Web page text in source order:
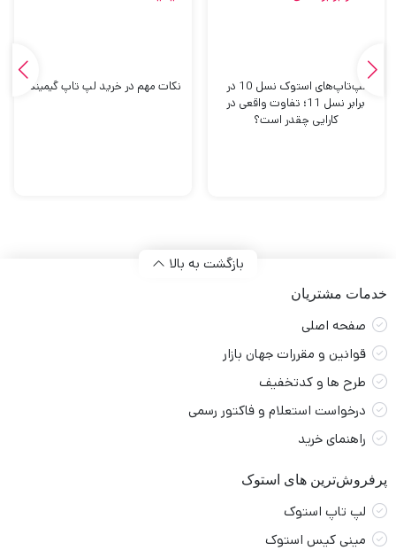
لپ‌تاپ‌های استوک نسل 10 در
برابر نسل 11؛ تفاوت واقعی در
کارایی چقدر است؟
نکات مهم در خرید لپ تاپ گیمینگ
بازگشت به بالا
خدمات مشتریان
صفحه اصلی
قوانین و مقررات جهان بازار
طرح ها و کدتخفیف
درخواست استعلام و فاکتور رسمی
راهنمای خرید
پرفروش‌ترین های استوک
لپ تاپ استوک
مینی کیس استوک